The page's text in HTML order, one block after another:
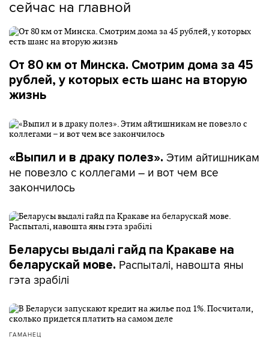
сейчас на главной
От 80 км от Минска. Смотрим дома за 45
рублей, у которых есть шанс на вторую
жизнь
«Выпил и в драку полез». Этим айтишникам
не повезло с коллегами – и вот чем все
закончилось
Беларусы выдалі гайд па Кракаве на
беларускай мове. Распыталі, навошта яны
гэта зрабілі
ГАМАНЕЦ